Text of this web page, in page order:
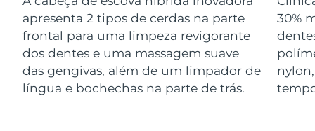
apresenta 2 tipos de cerdas na parte
frontal para uma limpeza revigorante
dos dentes e uma massagem suave
das gengivas, além de um limpador de
língua e bochechas na parte de trás.
30%
Luxemburgo Entrega prevista 8/8/26
Macau, RAE da
China
Entrega prevista 8/10/26
Malásia Entrega prevista 8/11/26